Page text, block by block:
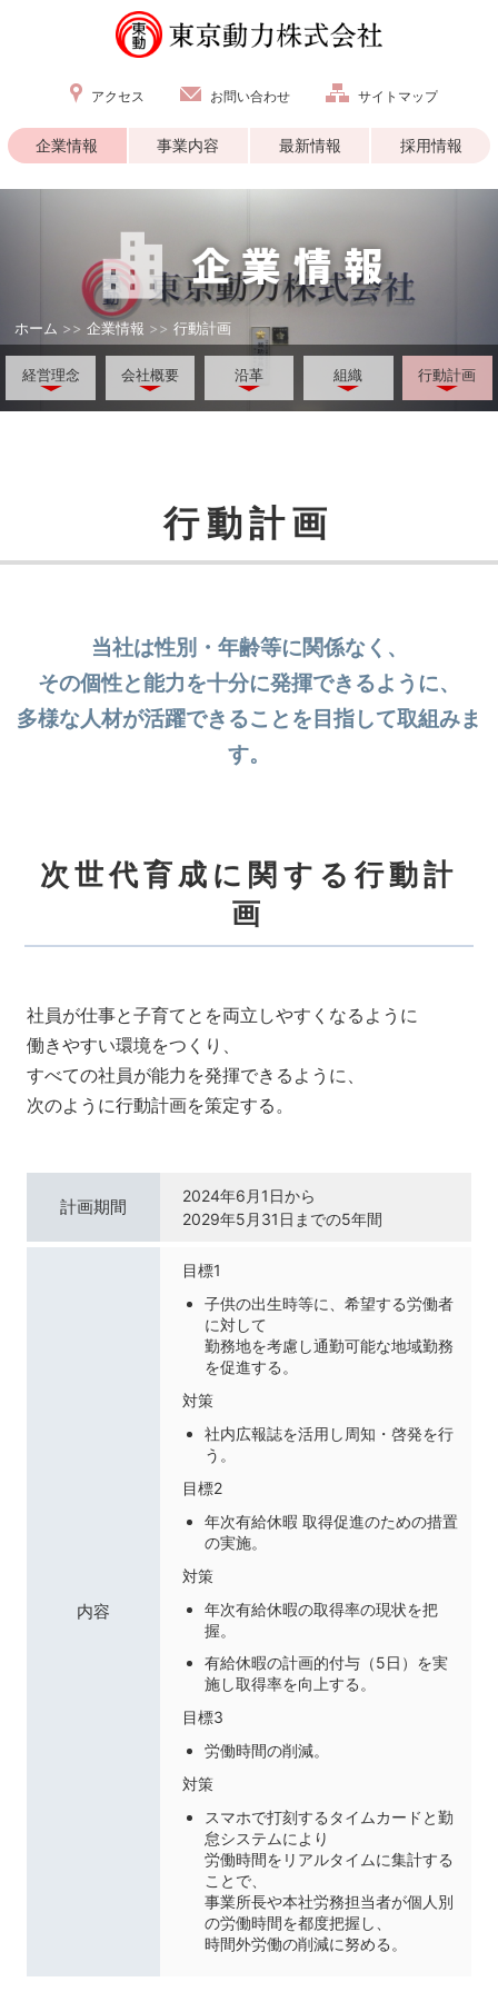
サイトマップ
お問い合わせ
アクセス
企業情報 事業内容 最新情報 採用情報
ホーム >> 企業情報 >> 行動計画
経営理念 会社概要 沿革 組織 行動計画
行動計画
当社は性別・年齢等に関係なく、
その個性と能力を十分に発揮できるように、
多様な人材が活躍できることを目指して取組みま
す。
次世代育成に関する行動計
画
社員が仕事と子育てとを両立しやすくなるように
働きやすい環境をつくり、
すべての社員が能力を発揮できるように、
次のように行動計画を策定する。
計画期間
2024年6月1日から
2029年5月31日までの5年間
内容
目標1
子供の出生時等に、希望する労働者
に対して
勤務地を考慮し通勤可能な地域勤務
を促進する。
対策
社内広報誌を活用し周知・啓発を行
う。
目標2
年次有給休暇 取得促進のための措置
の実施。
対策
年次有給休暇の取得率の現状を把
握。
有給休暇の計画的付与（5日）を実
施し取得率を向上する。
目標3
労働時間の削減。
対策
スマホで打刻するタイムカードと勤
怠システムにより
労働時間をリアルタイムに集計する
ことで、
事業所長や本社労務担当者が個人別
の労働時間を都度把握し、
時間外労働の削減に努める。